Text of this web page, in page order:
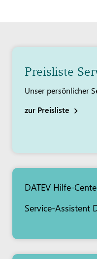
Preisliste
Unser persönlicher
zur Preisliste
DATEV Hilfe-
Service-Assistent